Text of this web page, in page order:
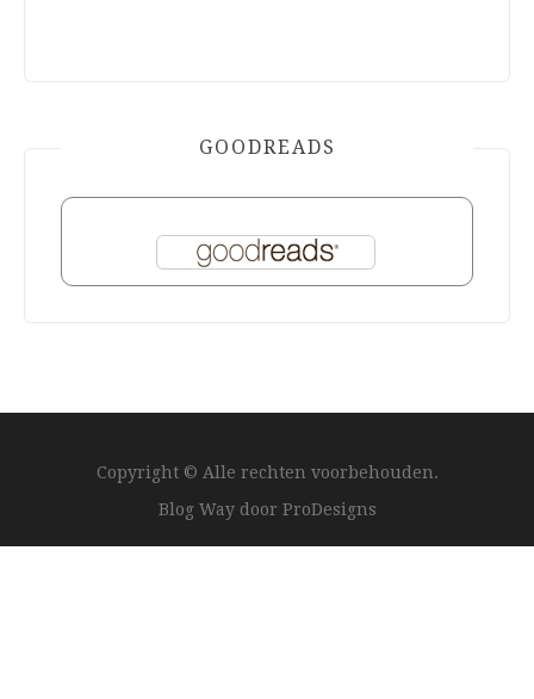
GOODREADS
Copyright © Alle rechten voorbehouden.
Blog Way door ProDesigns